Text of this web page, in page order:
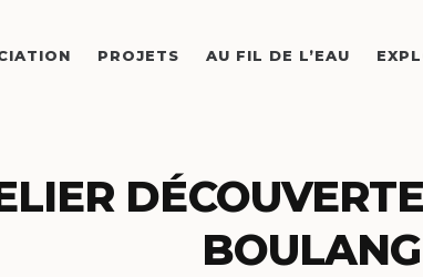
PROJETS AU FIL DE L’EAU